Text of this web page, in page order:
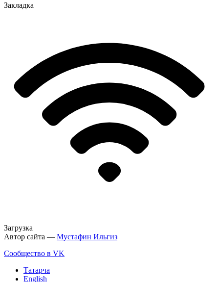
Закладка
Загрузка
Автор сайта — Мустафин Ильгиз
Сообщество в VK
Татарча
English